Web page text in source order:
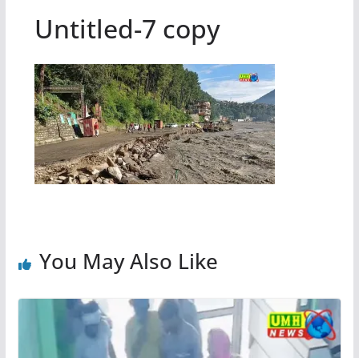
Untitled-7 copy
You May Also Like